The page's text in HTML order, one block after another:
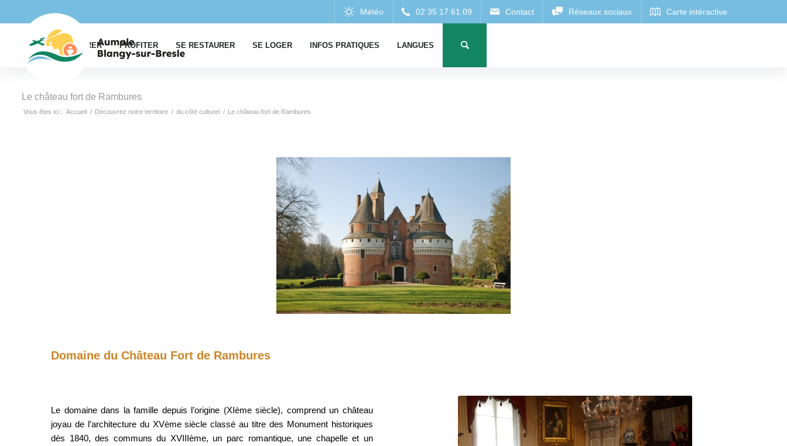
EXPLORER PROFITER SE RESTAURER SE LOGER INFOS PRATIQUES LANGUES
Le château fort de Rambures
Vous êtes ici : Accueil / Découvrez notre territoire / du côté culturel / Le château fort de Rambures
Domaine du Château Fort de Rambures
Le domaine dans la famille depuis l’origine (XIème siècle), comprend un château
joyau de l’architecture du XVème siècle classé au titre des Monument historiques
dès 1840, des communs du XVIIIème, un parc romantique, une chapelle et un